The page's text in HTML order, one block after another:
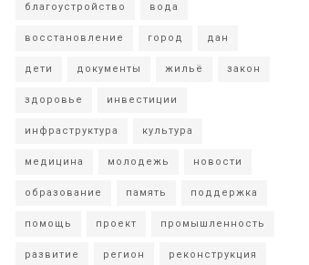
благоустройство вода
восстановление город дан
дети документы жильё закон
здоровье инвестиции
инфраструктура культура
медицина молодежь новости
образование память поддержка
помощь проект промышленность
развитие регион реконструкция